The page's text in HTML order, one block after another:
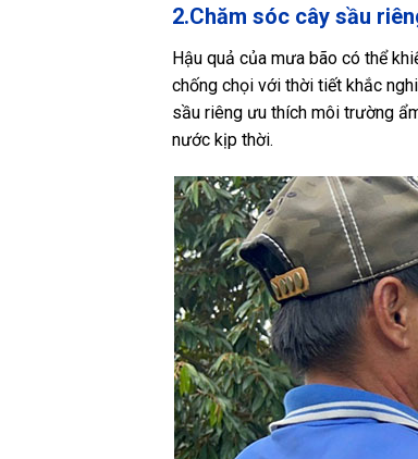
2.Chăm sóc cây sầu
Hậu quả của mưa bão có thể
chống chọi với thời tiết khắc
sầu riêng ưu thích môi trường
nước kịp thời.